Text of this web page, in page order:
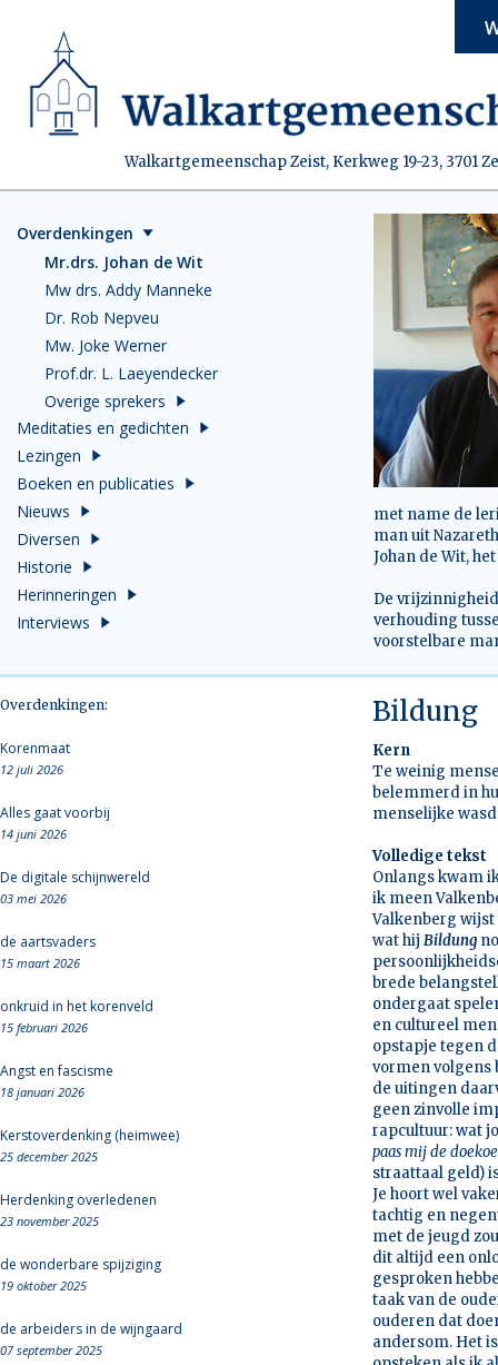
Walkartgemeenschap Zeist, Kerkweg 19-23, 3701
Overdenkingen
Mr.drs. Johan de Wit
Mw drs. Addy Manneke
Dr. Rob Nepveu
Mw. Joke Werner
Prof.dr. L. Laeyendecker
Overige sprekers
Meditaties en gedichten
Lezingen
Boeken en publicaties
Nieuws
Diversen
Historie
Herinneringen
Interviews
met name de
man uit
Johan de Wit,
De
verhouding
voorstelbare
Overdenkingen:
Korenmaat
12 juli 2026
Alles gaat voorbij
14 juni 2026
De digitale schijnwereld
03 mei 2026
de aartsvaders
15 maart 2026
onkruid in het korenveld
15 februari 2026
Angst en fascisme
18 januari 2026
Kerstoverdenking (heimwee)
25 december 2025
Herdenking overledenen
23 november 2025
de wonderbare spijziging
19 oktober 2025
de arbeiders in de wijngaard
07 september 2025
Bildung
Kern
Te weinig
belemmerd in
menselijke
Volledige tekst
Onlangs kwam
ik meen
Valkenberg
wat hij Bildung
brede
ondergaat
en cultureel
opstapje tegen
vormen volgens
de uitingen
geen zinvolle
rapcultuur: wat
paas mij de
straattaal geld)
Je hoort wel
tachtig en
met de jeugd
dit altijd een
gesproken
taak van de
ouderen dat
andersom. Het